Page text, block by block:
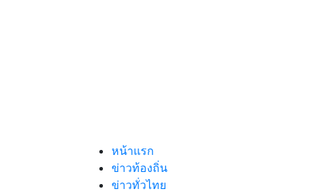
หน้าแรก
ข่าวท้องถิ่น
ข่าวทั่วไทย